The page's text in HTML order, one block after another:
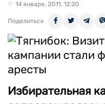
14 января, 2011, 12:20
Поделиться
Избирательная